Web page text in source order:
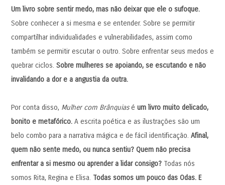
Um livro sobre sentir medo, mas não deixar que ele o sufoque.
Sobre conhecer a si mesma e se entender. Sobre se permitir
compartilhar individualidades e vulnerabilidades, assim como
também se permitir escutar o outro. Sobre enfrentar seus medos e
quebrar ciclos. Sobre mulheres se apoiando, se escutando e não
invalidando a dor e a angustia da outra.
Por conta disso, Mulher com Brânquiasé um livro muito delicado,
bonito e metafórico.A escrita poética e as ilustrações são um
belo combo para a narrativa mágica e de fácil identificação. Afinal,
quem não sente medo, ou nunca sentiu? Quem não precisa
enfrentar a si mesmo ou aprender a lidar consigo?Todas nós
somos Rita, Regina e Elisa. Todas somos um pouco das Odas. E